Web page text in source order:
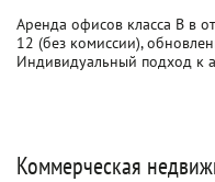
Аренда офисов класса B в
12 (без комиссии),
Индивидуальный подход к
Коммерческая